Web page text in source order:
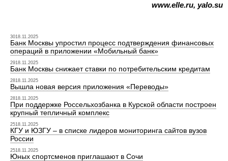
www.elle.ru, yalo.su
3018.11.2025
Банк Москвы упростил процесс подтверждения финансовых
операций в приложении «Мобильный банк»
2918.11.2025
Банк Москвы снижает ставки по потребительским кредитам
2818.11.2025
Вышла новая версия приложения «Переводы»
2818.11.2025
При поддержке Россельхозбанка в Курской области построен
крупный тепличный комплекс
2518.11.2025
КГУ и ЮЗГУ – в списке лидеров мониторинга сайтов вузов
России
2518.11.2025
Юных спортсменов приглашают в Сочи